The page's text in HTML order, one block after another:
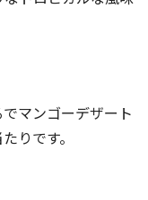
マンゴーデザート
りです。